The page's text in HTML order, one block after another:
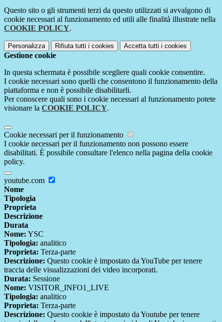
Questo sito o gli strumenti terzi da questo utilizzati si avvalgono di
cookie necessari al funzionamento ed utili alle finalità illustrate nella
COOKIE POLICY.
Personalizza Rifiuta tutti i cookies Accetta tutti i cookies
Gestione cookie
In questa schermata è possibile scegliere quali cookie consentire.
I cookie necessari sono quelli che consentono il funzionamento della
piattaforma e non è possibile disabilitarli.
Per conoscere quali sono i cookie necessari al funzionamento potete
visionare la COOKIE POLICY.
Cookie necessari per il funzionamento
I cookie necessari per il funzionamento non possono essere
disabilitati. È possibile consultare l'elenco nella pagina della cookie
policy.
youtube.com
Nome
Tipologia
Proprieta
Descrizione
Durata
Nome: YSC
Tipologia: analitico
Proprieta: Terza-parte
Descrizione: Questo cookie è impostato da YouTube per tenere
traccia delle visualizzazioni dei video incorporati.
Durata: Sessione
Nome: VISITOR_INFO1_LIVE
Tipologia: analitico
Proprieta: Terza-parte
Descrizione: Questo cookie è impostato da Youtube per tenere